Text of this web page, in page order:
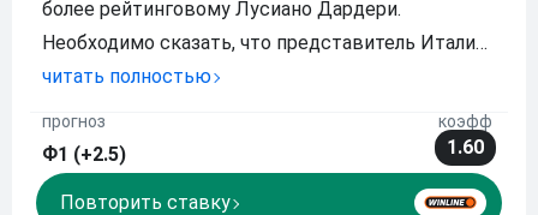
более рейтинговому Лусиано Дардери.
Необходимо сказать, что представитель Италии
в этом году порой показывает неплохую игру, а в
кряду на кортах появляется крайне редко, и
особых успехо
читать полностью
прогноз
Ф1 (+2.5)
коэфф
1.60
Повторить ставку